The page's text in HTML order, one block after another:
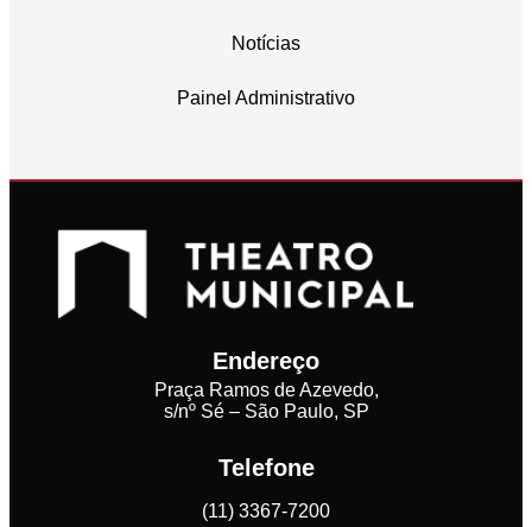
Notícias
Painel Administrativo
Endereço
Praça Ramos de Azevedo,
s/nº Sé – São Paulo, SP
Telefone
(11) 3367-7200